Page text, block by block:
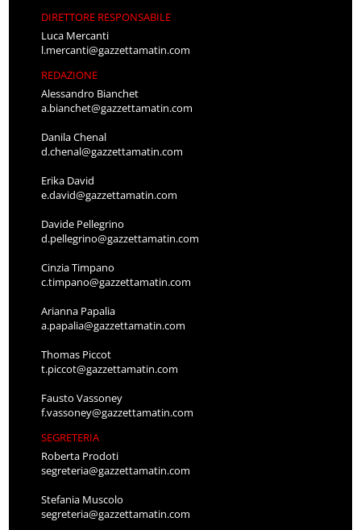
DIRETTORE RESPONSABILE
Luca Mercanti
l.mercanti@gazzettamatin.com
REDAZIONE
Alessandro Bianchet
a.bianchet@gazzettamatin.com
Danila Chenal
d.chenal@gazzettamatin.com
Erika David
e.david@gazzettamatin.com
Davide Pellegrino
d.pellegrino@gazzettamatin.com
Cinzia Timpano
c.timpano@gazzettamatin.com
Arianna Papalia
a.papalia@gazzettamatin.com
Thomas Piccot
t.piccot@gazzettamatin.com
Fausto Vassoney
f.vassoney@gazzettamatin.com
SEGRETERIA
Roberta Prodoti
segreteria@gazzettamatin.com
Stefania Muscolo
segreteria@gazzettamatin.com